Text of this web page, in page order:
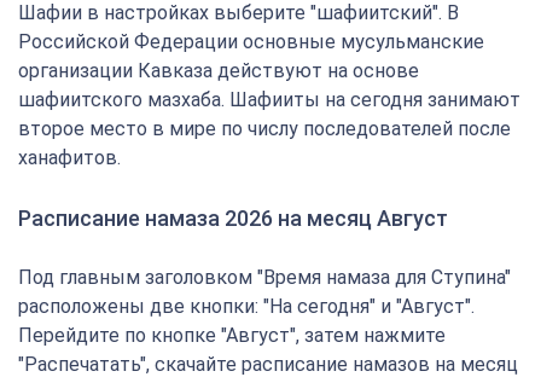
Шафии в настройках выберите "шафиитский". В
Российской Федерации основные мусульманские
организации Кавказа действуют на основе
шафиитского мазхаба. Шафииты на сегодня занимают
второе место в мире по числу последователей после
ханафитов.
Расписание намаза 2026 на месяц Август
Под главным заголовком "Время намаза для Ступина"
расположены две кнопки: "На сегодня" и "Август".
Перейдите по кнопке "Август", затем нажмите
"Распечатать", скачайте расписание намазов на месяц